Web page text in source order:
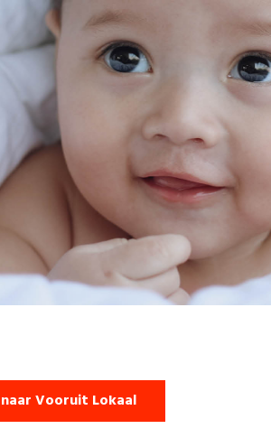
Vooruit Lokaal